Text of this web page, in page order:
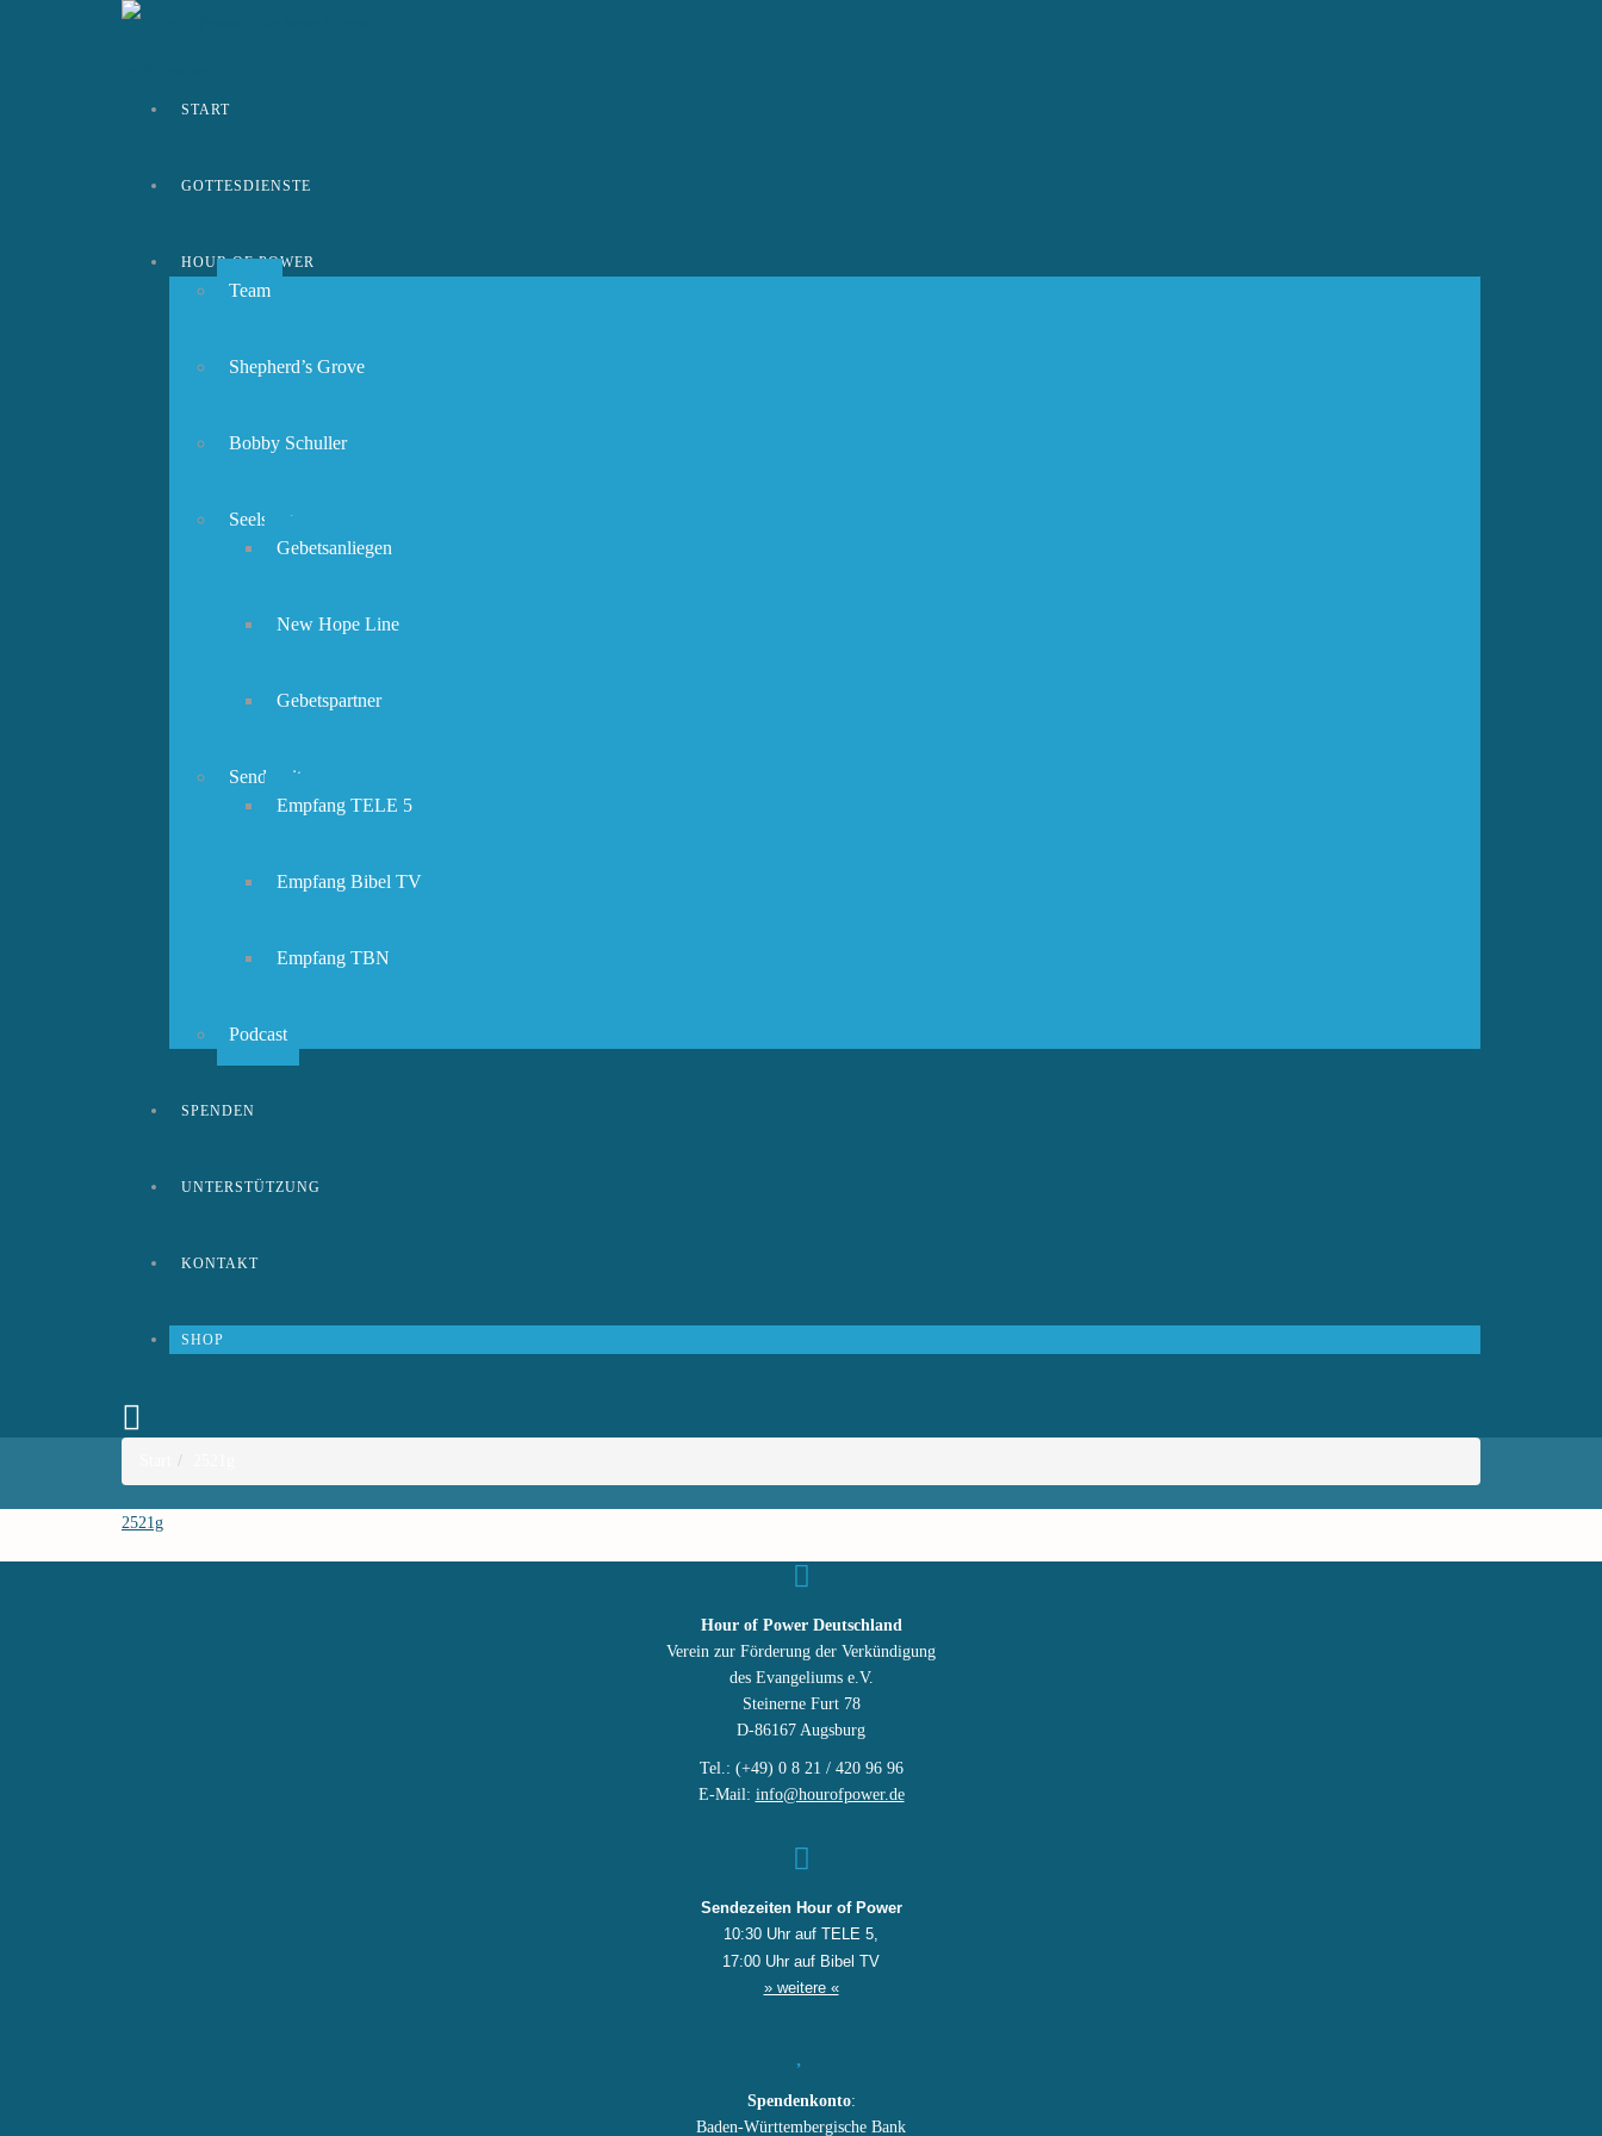
START
GOTTESDIENSTE
HOUR OF POWER
Team
Shepherd’s Grove
Bobby Schuller
Seelsorge
Gebetsanliegen
New Hope Line
Gebetspartner
Sendezeiten
Empfang TELE 5
Empfang Bibel TV
Empfang TBN
Podcast
SPENDEN
UNTERSTÜTZUNG
KONTAKT
SHOP
2521g
Hour of Power Deutschland
Verein zur Förderung der Verkündigung
des Evangeliums e.V.
Steinerne Furt 78
D-86167 Augsburg
Tel.: (+49) 0 8 21 / 420 96 96
E-Mail: info@hourofpower.de
Sendezeiten Hour of Power
10:30 Uhr auf TELE 5,
17:00 Uhr auf Bibel TV
» weitere «
Spendenkonto:
Baden-Württembergische Bank